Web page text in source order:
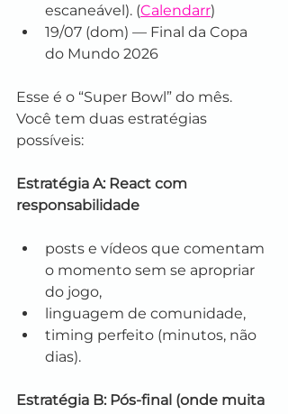
escaneável). (Calendarr)
19/07 (dom) — Final da Copa
do Mundo 2026
Esse é o “Super Bowl” do mês.
Você tem duas estratégias
possíveis:
Estratégia A: React com
responsabilidade
posts e vídeos que comentam
o momento sem se apropriar
do jogo,
linguagem de comunidade,
timing perfeito (minutos, não
dias).
Estratégia B: Pós-final (onde muita